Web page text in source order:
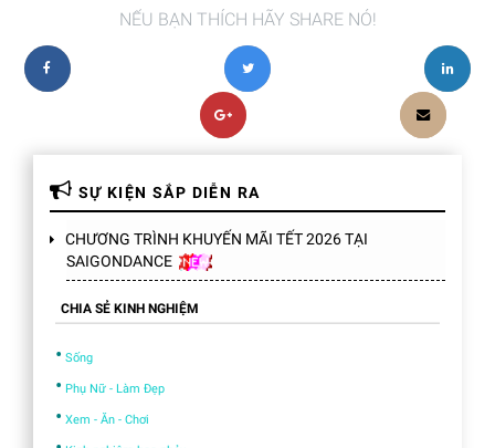
NẾU BẠN THÍCH HÃY SHARE NÓ!
SỰ KIỆN SẮP DIỄN RA
CHƯƠNG TRÌNH KHUYẾN MÃI TẾT 2026 TẠI
SAIGONDANCE
CHIA SẺ KINH NGHIỆM
• Sống
• Phụ Nữ - Làm Đẹp
• Xem - Ăn - Chơi